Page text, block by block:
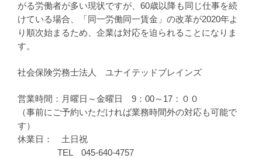
がる労働者が多い現状ですが、60歳以降も同じ仕事を続
けている場合、「同一労働同一賃金」の改革が2020年よ
り順次始まるため、企業は対応を迫られることになりま
す。
社会保険労務士法人 ユナイテッドブレインズ
営業時間：月曜日～金曜日 9：00～17：００
（事前にご予約いただければ業務時間外の対応も可能で
す）
休業日： 土日祝
TEL 045-640-4757